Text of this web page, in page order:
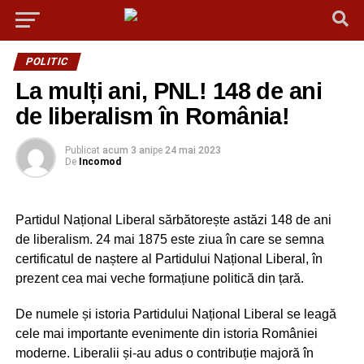
POLITIC
La mulți ani, PNL! 148 de ani
de liberalism în România!
Publicat acum 3 anipe 24 mai 2023
De Incomod
Partidul Național Liberal sărbătorește astăzi 148 de ani
de liberalism. 24 mai 1875 este ziua în care se semna
certificatul de naștere al Partidului Național Liberal, în
prezent cea mai veche formațiune politică din țară.
De numele și istoria Partidului Național Liberal se leagă
cele mai importante evenimente din istoria României
moderne. Liberalii și-au adus o contribuție majoră în